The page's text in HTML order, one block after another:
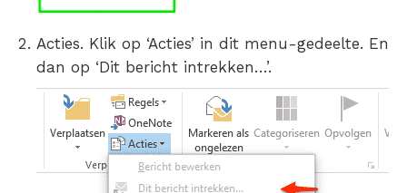
Acties. Klik op ‘Acties’ in dit menu-gedeelte. En
dan op ‘Dit bericht intrekken…’.